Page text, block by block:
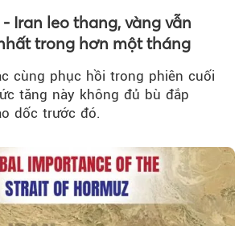
Iran leo thang, vàng vẫn
trong hơn một tháng
cùng phục hồi trong phiên cuối
tăng này không đủ bù đắp
dốc trước đó.